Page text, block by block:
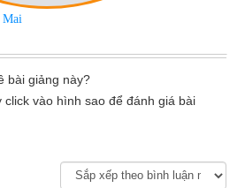
Mai
bài giảng này?
click vào hình sao để đánh giá bài